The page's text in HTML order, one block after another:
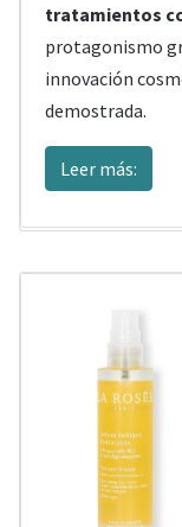
tratamientos
protagonismo
innovación
demostrada.
Leer más: